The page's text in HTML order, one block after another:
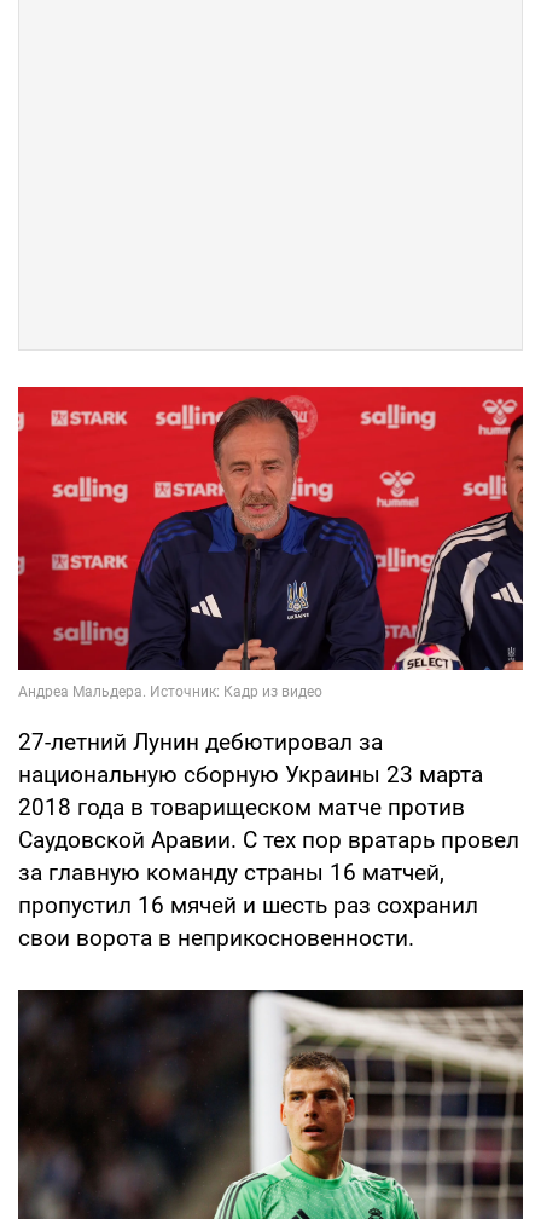
27-летний Лунин дебютировал за
национальную сборную Украины 23 марта
2018 года в товарищеском матче против
Саудовской Аравии. С тех пор вратарь провел
за главную команду страны 16 матчей,
пропустил 16 мячей и шесть раз сохранил
свои ворота в неприкосновенности.